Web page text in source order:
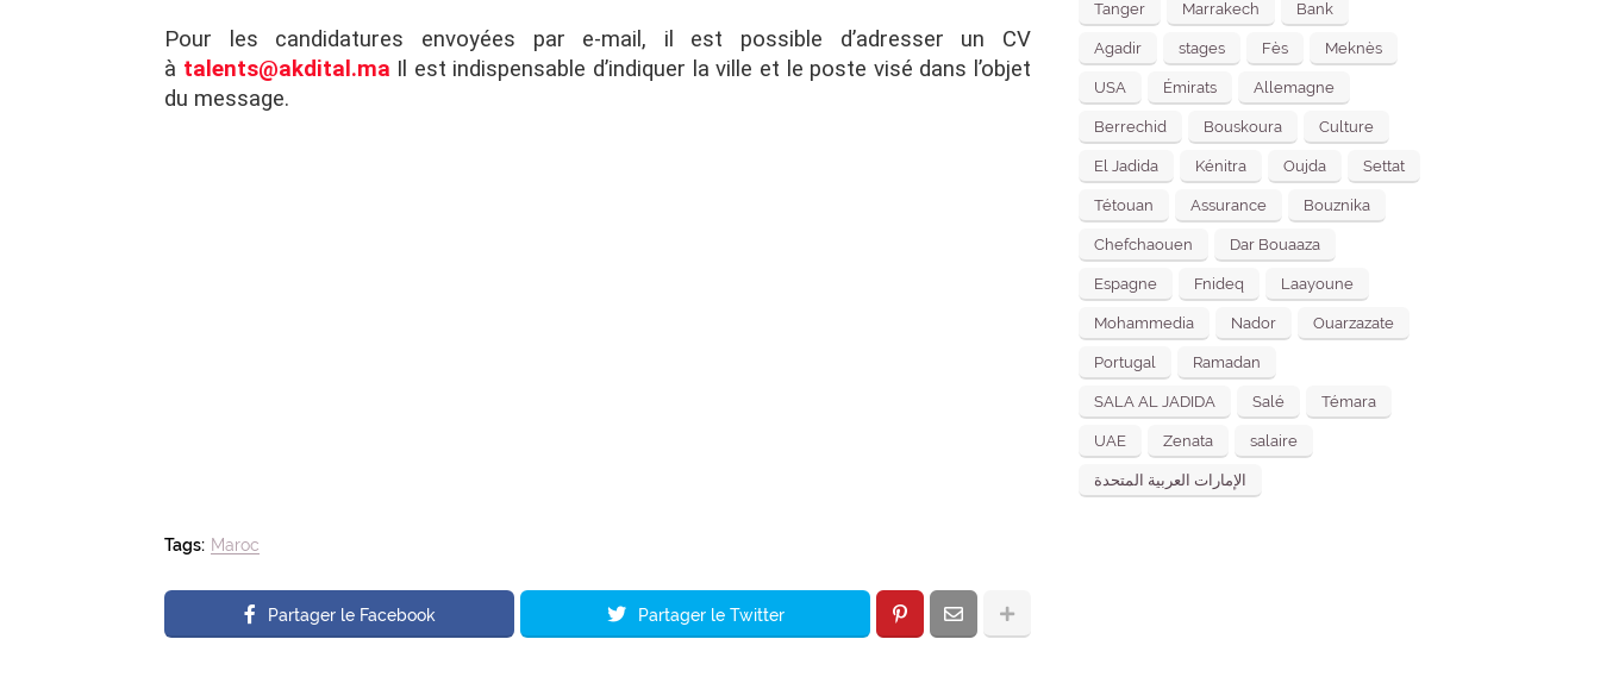
Pour les candidatures envoyées par e-mail, il est possible d’adresser un CV
à talents@akdital.ma Il est indispensable d’indiquer la ville et le poste visé dans l’objet
du message.
Tags: Maroc
Partager le Facebook Partager le Twitter
Tanger Marrakech Bank
Agadir stages Fès Meknès
USA Émirats Allemagne
Berrechid Bouskoura Culture
El Jadida Kénitra Oujda Settat
Tétouan Assurance Bouznika
Chefchaouen Dar Bouaaza
Espagne Fnideq Laayoune
Mohammedia Nador Ouarzazate
Portugal Ramadan
SALA AL JADIDA Salé Témara
UAE Zenata salaire
الإمارات العربية المتحدة